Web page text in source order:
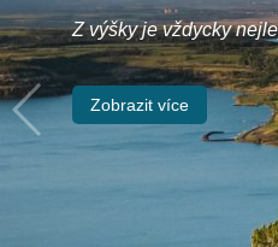
Z výšky je vždycky
Zobrazit více